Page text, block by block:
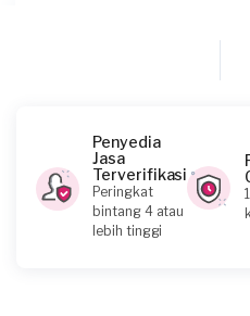
Himawan requested
Sekitar sebulan yang lalu
Penyedia
Jasa
Terverifikasi
Peringkat
bintang 4 atau
lebih tinggi